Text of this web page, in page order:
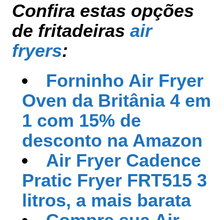
Confira estas opções
de fritadeiras air
fryers:
Forninho Air Fryer
Oven da Britânia 4 em
1 com 15% de
desconto na Amazon
Air Fryer Cadence
Pratic Fryer FRT515 3
litros, a mais barata